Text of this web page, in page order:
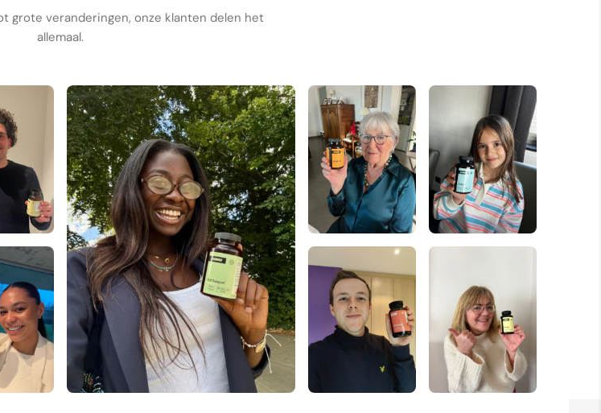
grote veranderingen, onze klanten delen het
allemaal.